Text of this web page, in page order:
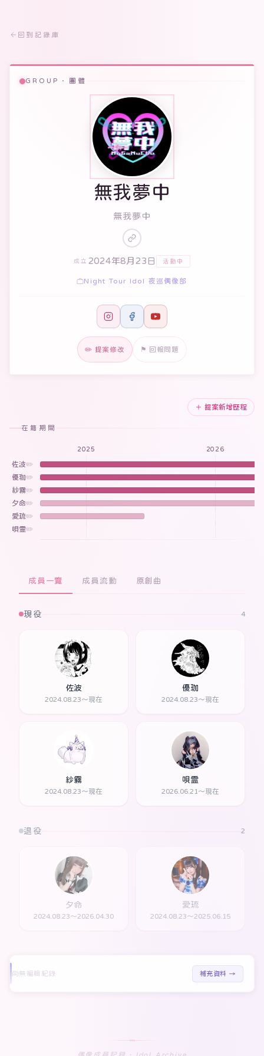
回到記錄庫
GROUP · 團體
無我夢中
無我夢中
成立 2024年8月23日 活動中
Night Tour Idol 夜巡偶像部
✏️ 提案修改 ⚑ 回報問題
＋ 提案新增歷程
在籍期間
2025 2026
佐波✏️
優珈✏️
紗霧✏️
夕命✏️
愛琉✏️
唄霊✏️
成員一覽 成員流動 原創曲
現役 4
佐波
2024.08.23～現在
優珈
2024.08.23～現在
紗霧
2024.08.23～現在
唄霊
2026.06.21～現在
退役 2
夕命
2024.08.23～2026.04.30
愛琉
2024.08.23～2025.06.15
尚無編輯紀錄 補充資料 →